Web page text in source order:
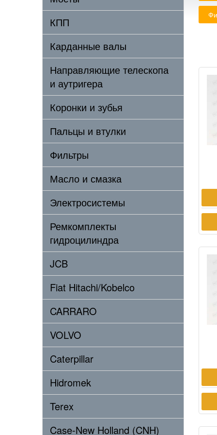
КПП
Карданные валы
Направляющие телескопа
и аутригера
Коронки и зубья
Пальцы и втулки
Фильтры
Масло и смазка
Электросистемы
Ремкомплекты
гидроцилиндра
JCB
Fiat Hitachi/Kobelco
CARRARO
VOLVO
Caterpillar
Hidromek
Terex
Case-New Holland (CNH)